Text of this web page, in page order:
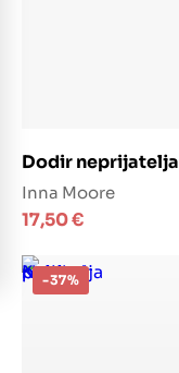
Dodir neprijatelja
Inna Moore
17,50€
-37%